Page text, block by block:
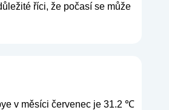
říci, že počasí se může
v měsíci červenec je 31.2 ℃